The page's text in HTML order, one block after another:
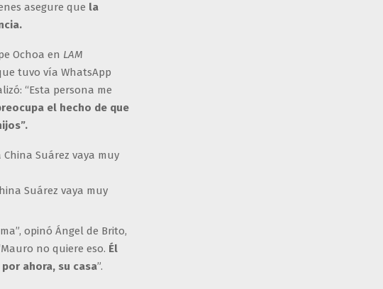
asegure que la
Ochoa en LAM
tuvo vía WhatsApp
“Esta persona me
el hecho de que
Suárez vaya muy
opinó Ángel de Brito,
no quiere eso. Él
ahora, su casa”.